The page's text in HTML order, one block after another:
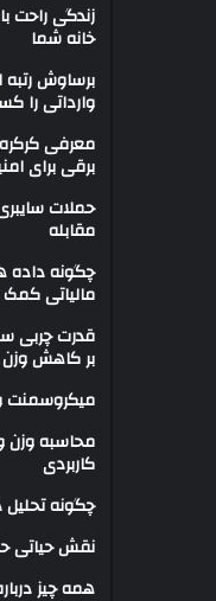
زندگی راحت
خانه شما
برساوش
وارداتی را
برقی برای
حملات
مقابله
چگونه داده
مالیاتی
قدرت چربی
بر کاهش وزن
میکروسمنت
محاسبه
کاربردی
چگونه
نقش حیاتی
همه چیز